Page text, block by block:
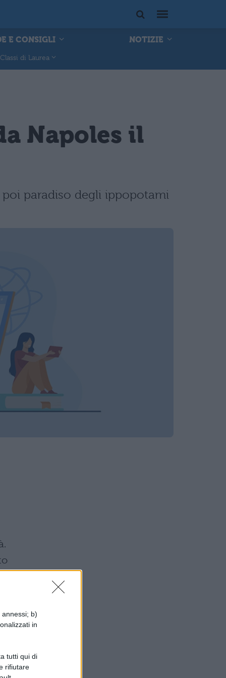
b)
in
tutti qui di
rifiutare
E CONSIGLI NOTIZIE
Classi di Laurea
Napoles il
paradiso degli ippopotami